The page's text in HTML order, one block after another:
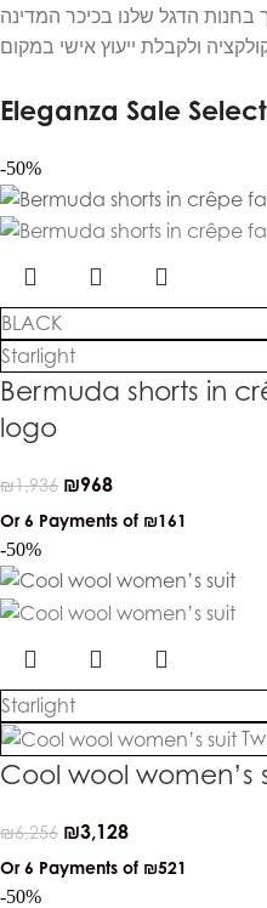
הדגל שלנו בכיכר המדינה
Eleganza Sale
-50%
BLACK
Starlight
Bermuda shorts in
logo
₪1,936 ₪968
Or 6 Payments of ₪161
-50%
Starlight
Cool wool women’s
₪6,256 ₪3,128
Or 6 Payments of ₪521
-50%